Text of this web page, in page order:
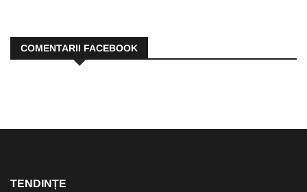
COMENTARII FACEBOOK
TENDINȚE